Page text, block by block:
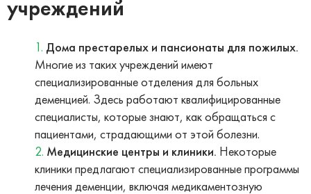
учреждений
Дома престарелых и пансионаты для пожилых.
Многие из таких учреждений имеют
специализированные отделения для больных
деменцией. Здесь работают квалифицированные
специалисты, которые знают, как обращаться с
пациентами, страдающими от этой болезни.
Медицинские центры и клиники. Некоторые
клиники предлагают специализированные программы
лечения деменции, включая медикаментозную